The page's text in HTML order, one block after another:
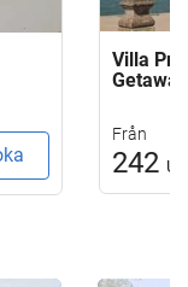
Villa
Från
242